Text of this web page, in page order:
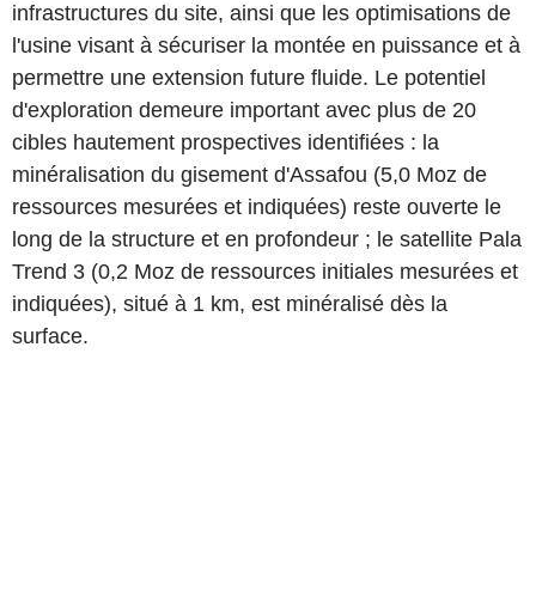
infrastructures du site, ainsi que les optimisations de
l'usine visant à sécuriser la montée en puissance et à
permettre une extension future fluide. Le potentiel
d'exploration demeure important avec plus de 20
cibles hautement prospectives identifiées : la
minéralisation du gisement d'Assafou (5,0 Moz de
ressources mesurées et indiquées) reste ouverte le
long de la structure et en profondeur ; le satellite Pala
Trend 3 (0,2 Moz de ressources initiales mesurées et
indiquées), situé à 1 km, est minéralisé dès la
surface.